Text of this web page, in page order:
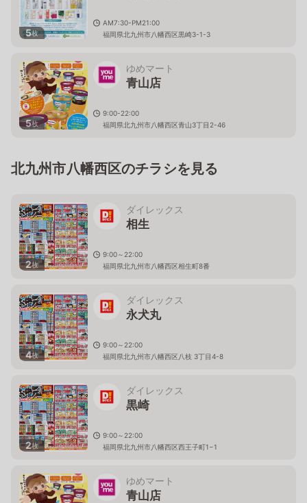
5枚
AM7:30-PM21:00
福岡県北九州市八幡西区黒崎3-1-3
5枚
ゆめマート
青山店
9:00-22:00
福岡県北九州市八幡西区青山3丁目2-46
北九州市八幡西区のチラシを見る
2枚
ダイレックス
相生
9:00～22:00
福岡県北九州市八幡西区相生町8番
4枚
ダイレックス
永犬丸
9:00～22:00
福岡県北九州市八幡西区八枝 3丁目4-8
2枚
ダイレックス
黒崎
9:00～22:00
福岡県北九州市八幡西区西王子町1−1
ゆめマート
青山店